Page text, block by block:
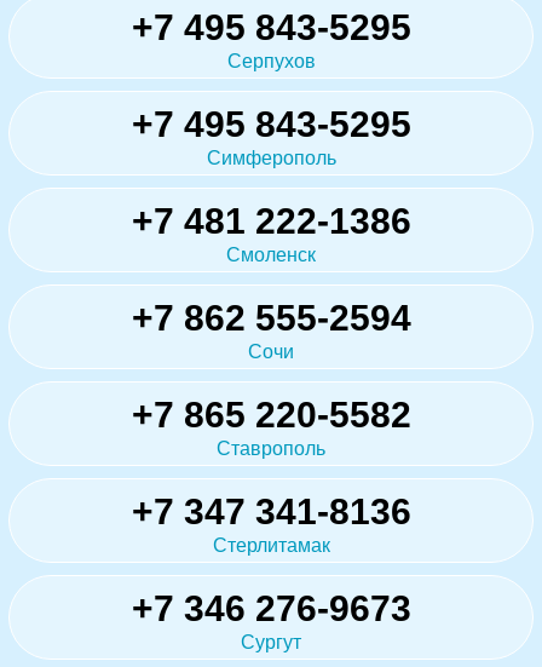
+7 495 843-5295
Серпухов
+7 495 843-5295
Симферополь
+7 481 222-1386
Смоленск
+7 862 555-2594
Сочи
+7 865 220-5582
Ставрополь
+7 347 341-8136
Стерлитамак
+7 346 276-9673
Сургут